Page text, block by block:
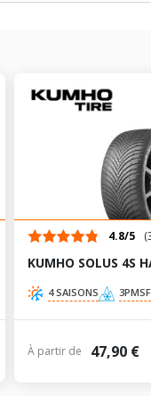
4.8/5
KUMHO SOLUS 4S
4 SAISONS 3PMSF
À partir de 47,90 €